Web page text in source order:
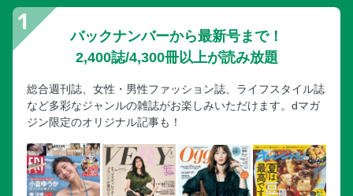
ショッピングセンター／ロイヤル・ハワイアン・センター／
最旬ストア／グルメスポット
ショッピングセンター／インターナショナル・マーケットプ
ショッピングセンター／ワードビレッジ
ショッピングセンター／ワイキキ・ビーチ・ウォーク／カハ
ラモール
ショッピングセンター／まだある！おすすめのショッピング
センター
アクティビティ
バックナンバーから最新号まで！
2,400誌/4,300冊以上が読み放題
総合週刊誌、女性・男性ファッション誌、ライフスタイル誌
など多彩なジャンルの雑誌がお楽しみいただけます。dマガ
ジン限定のオリジナル記事も！